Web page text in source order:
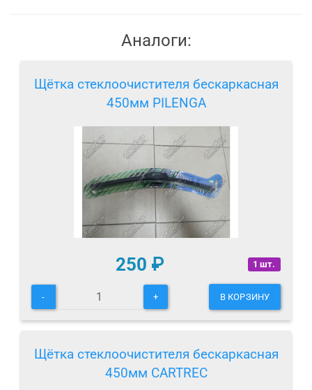
Аналоги:
Щётка стеклоочистителя бескаркасная
450мм PILENGA
1 шт.
250 ₽
- + В КОРЗИНУ
Щётка стеклоочистителя бескаркасная
450мм CARTREC